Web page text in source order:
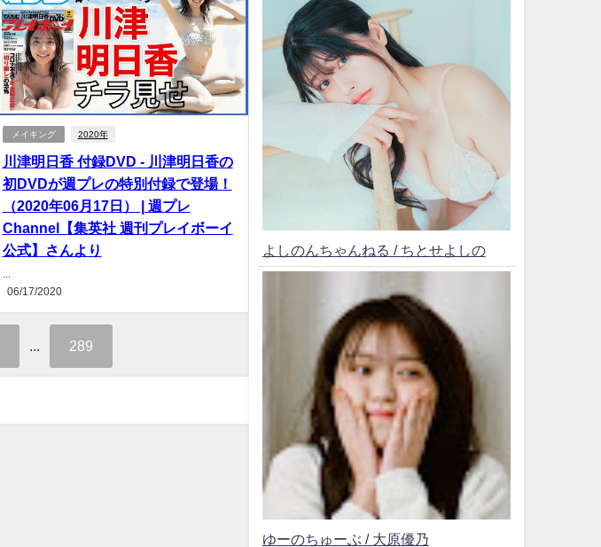
メイキング 2020年
川津明日香 付録DVD - 川津明日香の
初DVDが週プレの特別付録で登場！
（2020年06月17日） | 週プレ
Channel【集英社 週刊プレイボーイ
公式】さんより
06/17/2020
289
よしのんちゃんねる / ちとせよしの
ゆーのちゅーぶ / 大原優乃